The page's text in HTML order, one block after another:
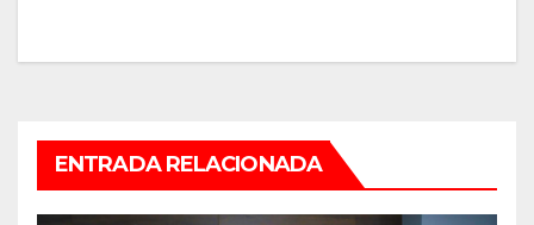
ENTRADA RELACIONADA